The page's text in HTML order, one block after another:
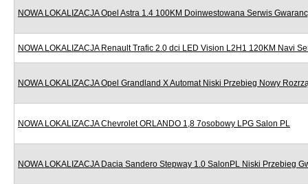
NOWA LOKALIZACJA Opel Astra 1.4 100KM Doinwestowana Serwis
NOWA LOKALIZACJA Renault Trafic 2.0 dci LED Vision L2H1 120KM Navi
NOWA LOKALIZACJA Opel Grandland X Automat Niski Przebieg Nowy
NOWA LOKALIZACJA Chevrolet ORLANDO 1,8 7osobowy LPG Salon PL
NOWA LOKALIZACJA Dacia Sandero Stepway 1.0 SalonPL Niski Przebieg